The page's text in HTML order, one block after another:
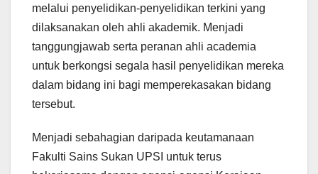
melalui penyelidikan-penyelidikan terkini yang
dilaksanakan oleh ahli akademik. Menjadi
tanggungjawab serta peranan ahli academia
untuk berkongsi segala hasil penyelidikan mereka
dalam bidang ini bagi memperekasakan bidang
tersebut.
Menjadi sebahagian daripada keutamanaan
Fakulti Sains Sukan UPSI untuk terus